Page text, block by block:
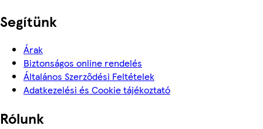
Segítünk
Árak
Biztonságos online rendelés
Általános Szerződési Feltételek
Adatkezelési és Cookie tájékoztató
Rólunk